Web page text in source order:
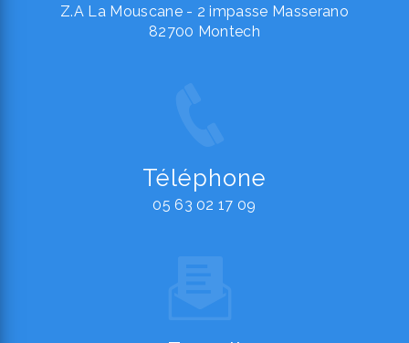
Z.A La Mouscane - 2 impasse Masserano
82700 Montech
Téléphone
05 63 02 17 09